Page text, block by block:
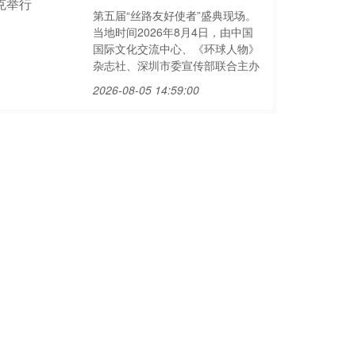
第五届“丝路友好使者”盛典现场。
当地时间2026年8月4日，由中国
国际文化交流中心、《环球人物》
杂志社、深圳市委宣传部联合主办
2026-08-05 14:59:00